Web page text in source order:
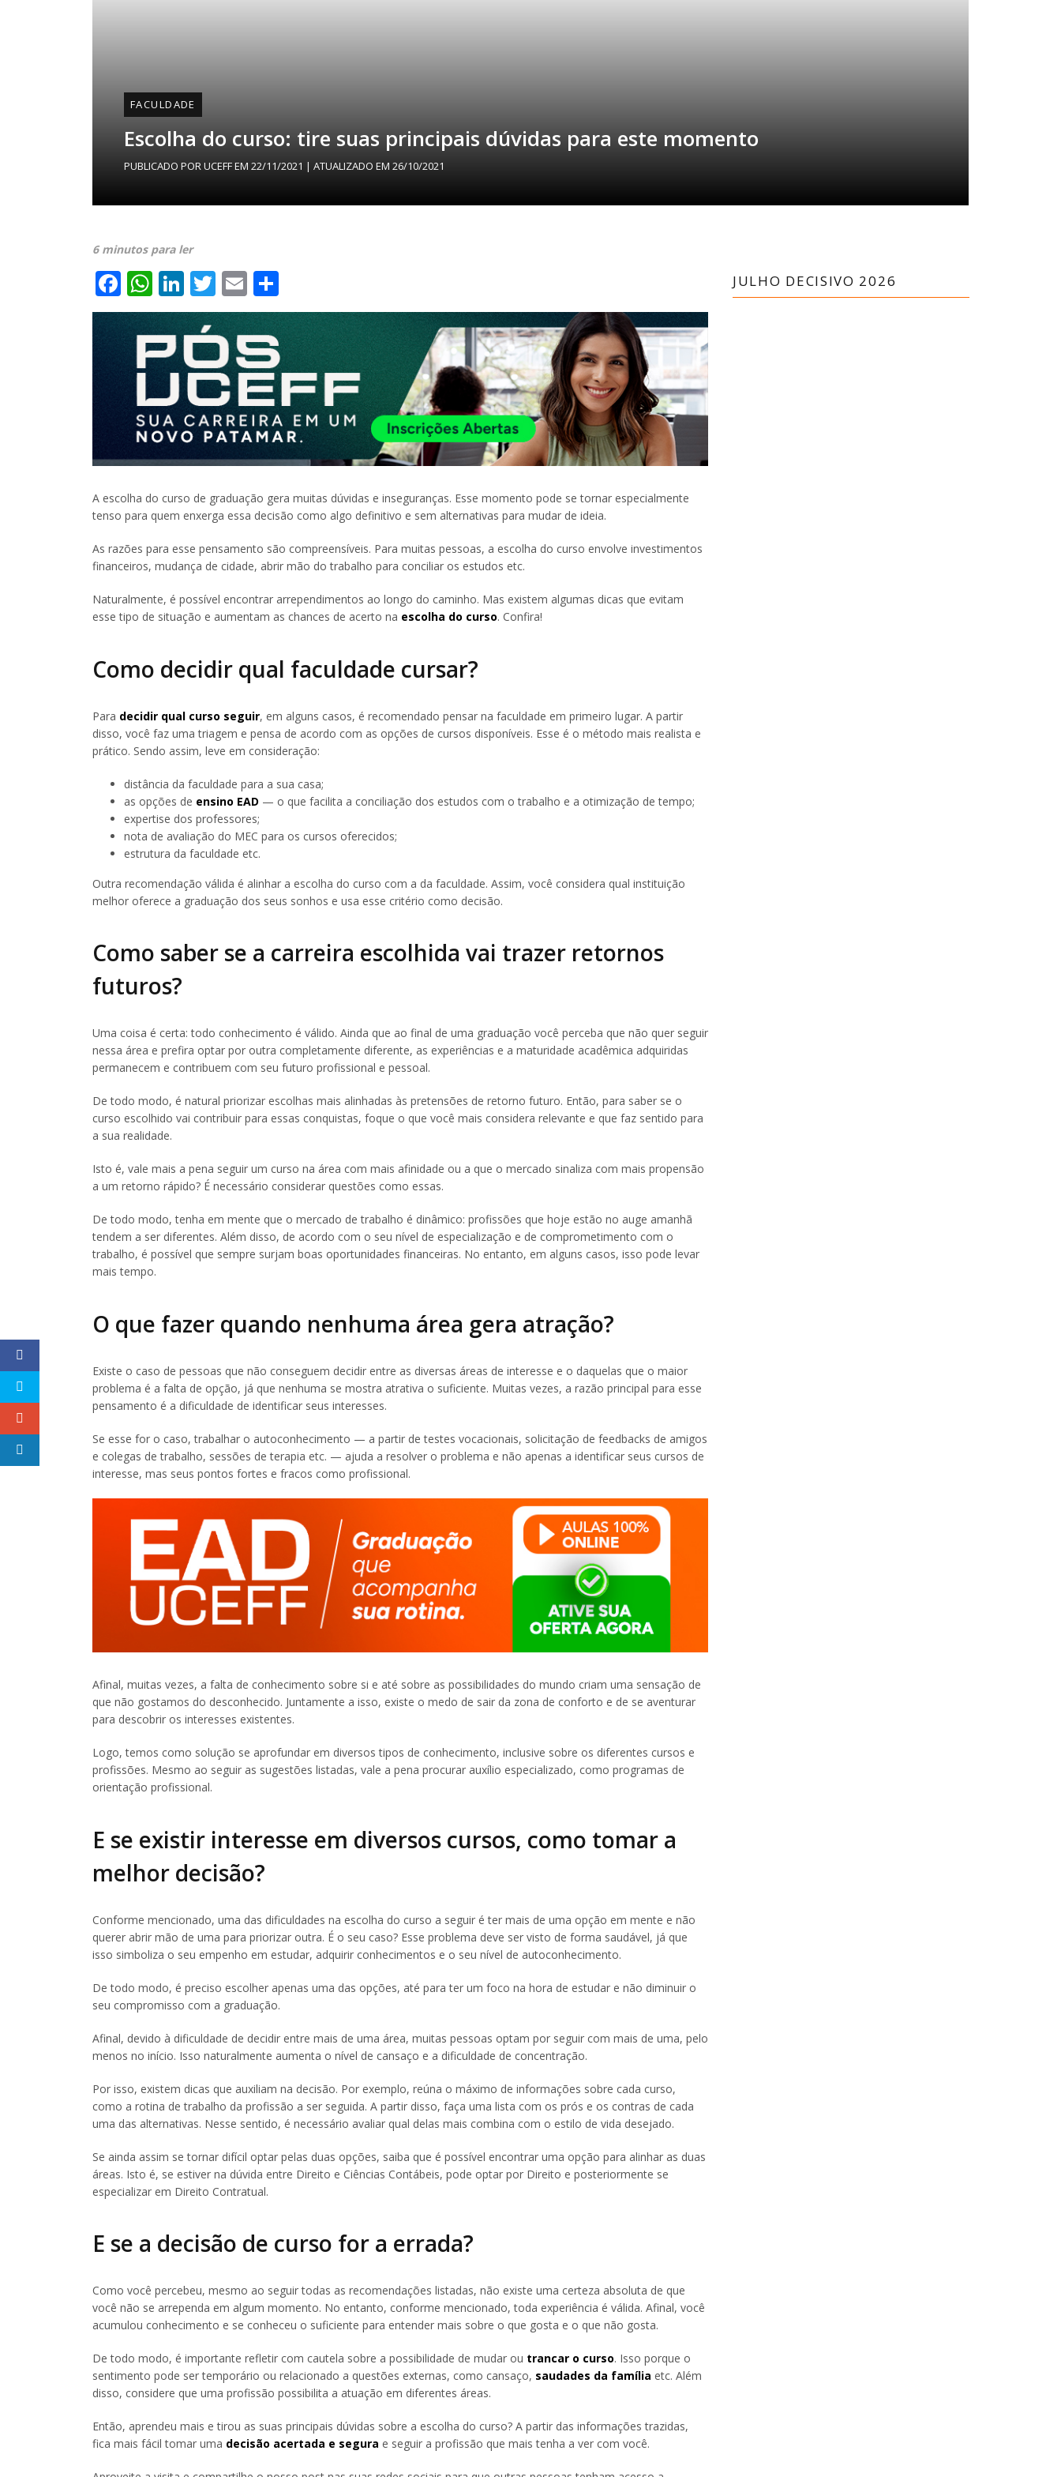
FACULDADE
Escolha do curso: tire suas principais dúvidas para este momento
PUBLICADO PORUCEFFEM 22/11/2021 | ATUALIZADO EM 26/10/2021
6 minutos para ler
Facebook
WhatsApp
LinkedIn
Twitter
Email
A escolha do curso de graduação gera muitas dúvidas e inseguranças. Esse momento pode se tornar especialmente
tenso para quem enxerga essa decisão como algo definitivo e sem alternativas para mudar de ideia.
As razões para esse pensamento são compreensíveis. Para muitas pessoas, a escolha do curso envolve investimentos
financeiros, mudança de cidade, abrir mão do trabalho para conciliar os estudos etc.
Naturalmente, é possível encontrar arrependimentos ao longo do caminho. Mas existem algumas dicas que evitam
esse tipo de situação e aumentam as chances de acerto na escolha do curso. Confira!
Como decidir qual faculdade cursar?
Para decidir qual curso seguir, em alguns casos, é recomendado pensar na faculdade em primeiro lugar. A partir
disso, você faz uma triagem e pensa de acordo com as opções de cursos disponíveis. Esse é o método mais realista e
prático. Sendo assim, leve em consideração:
distância da faculdade para a sua casa;
as opções de ensino EAD — o que facilita a conciliação dos estudos com o trabalho e a otimização de tempo;
expertise dos professores;
nota de avaliação do MEC para os cursos oferecidos;
estrutura da faculdade etc.
Outra recomendação válida é alinhar a escolha do curso com a da faculdade. Assim, você considera qual instituição
melhor oferece a graduação dos seus sonhos e usa esse critério como decisão.
Como saber se a carreira escolhida vai trazer retornos
futuros?
Uma coisa é certa: todo conhecimento é válido. Ainda que ao final de uma graduação você perceba que não quer seguir
nessa área e prefira optar por outra completamente diferente, as experiências e a maturidade acadêmica adquiridas
permanecem e contribuem com seu futuro profissional e pessoal.
De todo modo, é natural priorizar escolhas mais alinhadas às pretensões de retorno futuro. Então, para saber se o
curso escolhido vai contribuir para essas conquistas, foque o que você mais considera relevante e que faz sentido para
a sua realidade.
Isto é, vale mais a pena seguir um curso na área com mais afinidade ou a que o mercado sinaliza com mais propensão
a um retorno rápido? É necessário considerar questões como essas.
De todo modo, tenha em mente que o mercado de trabalho é dinâmico: profissões que hoje estão no auge amanhã
tendem a ser diferentes. Além disso, de acordo com o seu nível de especialização e de comprometimento com o
trabalho, é possível que sempre surjam boas oportunidades financeiras. No entanto, em alguns casos, isso pode levar
mais tempo.
O que fazer quando nenhuma área gera atração?
Existe o caso de pessoas que não conseguem decidir entre as diversas áreas de interesse e o daquelas que o maior
problema é a falta de opção, já que nenhuma se mostra atrativa o suficiente. Muitas vezes, a razão principal para esse
pensamento é a dificuldade de identificar seus interesses.
Se esse for o caso, trabalhar o autoconhecimento — a partir de testes vocacionais, solicitação de feedbacks de amigos
e colegas de trabalho, sessões de terapia etc. — ajuda a resolver o problema e não apenas a identificar seus cursos de
interesse, mas seus pontos fortes e fracos como profissional.
Afinal, muitas vezes, a falta de conhecimento sobre si e até sobre as possibilidades do mundo criam uma sensação de
que não gostamos do desconhecido. Juntamente a isso, existe o medo de sair da zona de conforto e de se aventurar
para descobrir os interesses existentes.
Logo, temos como solução se aprofundar em diversos tipos de conhecimento, inclusive sobre os diferentes cursos e
profissões. Mesmo ao seguir as sugestões listadas, vale a pena procurar auxílio especializado, como programas de
orientação profissional.
E se existir interesse em diversos cursos, como tomar a
melhor decisão?
Conforme mencionado, uma das dificuldades na escolha do curso a seguir é ter mais de uma opção em mente e não
querer abrir mão de uma para priorizar outra. É o seu caso? Esse problema deve ser visto de forma saudável, já que
isso simboliza o seu empenho em estudar, adquirir conhecimentos e o seu nível de autoconhecimento.
De todo modo, é preciso escolher apenas uma das opções, até para ter um foco na hora de estudar e não diminuir o
seu compromisso com a graduação.
Afinal, devido à dificuldade de decidir entre mais de uma área, muitas pessoas optam por seguir com mais de uma, pelo
menos no início. Isso naturalmente aumenta o nível de cansaço e a dificuldade de concentração.
Por isso, existem dicas que auxiliam na decisão. Por exemplo, reúna o máximo de informações sobre cada curso,
como a rotina de trabalho da profissão a ser seguida. A partir disso, faça uma lista com os prós e os contras de cada
uma das alternativas. Nesse sentido, é necessário avaliar qual delas mais combina com o estilo de vida desejado.
Se ainda assim se tornar difícil optar pelas duas opções, saiba que é possível encontrar uma opção para alinhar as duas
áreas. Isto é, se estiver na dúvida entre Direito e Ciências Contábeis, pode optar por Direito e posteriormente se
especializar em Direito Contratual.
E se a decisão de curso for a errada?
Como você percebeu, mesmo ao seguir todas as recomendações listadas, não existe uma certeza absoluta de que
você não se arrependa em algum momento. No entanto, conforme mencionado, toda experiência é válida. Afinal, você
acumulou conhecimento e se conheceu o suficiente para entender mais sobre o que gosta e o que não gosta.
De todo modo, é importante refletir com cautela sobre a possibilidade de mudar ou trancar o curso. Isso porque o
sentimento pode ser temporário ou relacionado a questões externas, como cansaço, saudades da família etc. Além
disso, considere que uma profissão possibilita a atuação em diferentes áreas.
Então, aprendeu mais e tirou as suas principais dúvidas sobre a escolha do curso? A partir das informações trazidas,
fica mais fácil tomar uma decisão acertada e segura e seguir a profissão que mais tenha a ver com você.
JULHO DECISIVO 2026